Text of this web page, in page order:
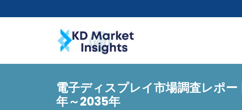
電子ディスプレイ市場調査レポ
年～2035年